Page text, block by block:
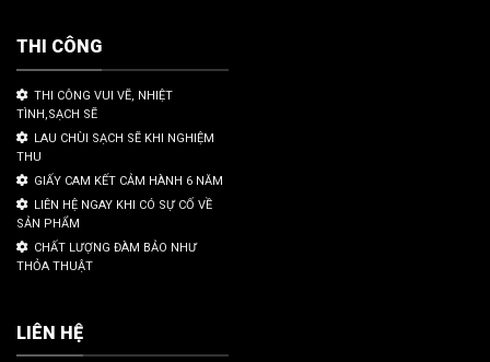
THI CÔNG
THI CÔNG VUI VẼ, NHIỆT
TÌNH,SẠCH SẼ
LAU CHÙI SẠCH SẼ KHI NGHIỆM
THU
GIẤY CAM KẾT CẢM HÀNH 6 NĂM
LIÊN HỆ NGAY KHI CÓ SỰ CỐ VỀ
SẢN PHẨM
CHẤT LƯỢNG ĐÀM BẢO NHƯ
THỎA THUẬT
LIÊN HỆ